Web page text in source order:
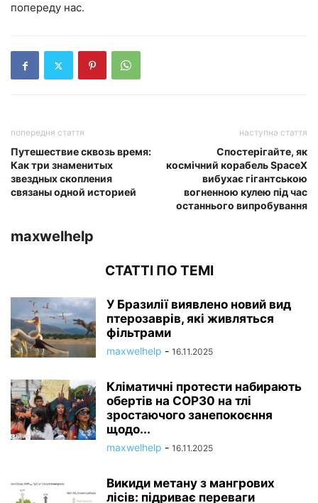
попереду нас.
попередня стаття
Путешествие сквозь время:
Как три знаменитых
звездных скопления
связаны одной историей
наступна стаття
Спостерігайте, як
космічний корабель SpaceX
вибухає гігантською
вогненною кулею під час
останнього випробування
maxwelhelp
СТАТТІ ПО ТЕМІ
У Бразилії виявлено новий вид
птерозаврів, які живляться
фільтрами
maxwelhelp - 16.11.2025
Кліматичні протести набирають
обертів на COP30 на тлі
зростаючого занепокоєння
щодо...
maxwelhelp - 16.11.2025
Викиди метану з мангрових
лісів: підриває переваги